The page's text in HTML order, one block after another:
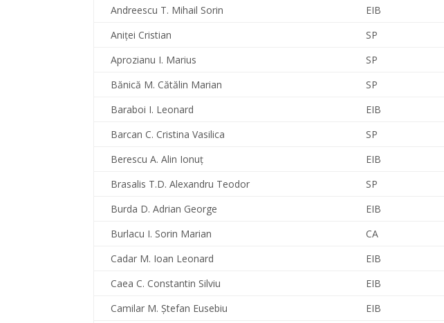
Andreescu T. Mihail Sorin
EIB
Aniţei Cristian
SP
Aprozianu I. Marius
SP
Bănică M. Cătălin Marian
SP
Baraboi I. Leonard
EIB
Barcan C. Cristina Vasilica
SP
Berescu A. Alin Ionuţ
EIB
Brasalis T.D. Alexandru Teodor
SP
Burda D. Adrian George
EIB
Burlacu I. Sorin Marian
CA
Cadar M. Ioan Leonard
EIB
Caea C. Constantin Silviu
EIB
Camilar M. Ştefan Eusebiu
EIB